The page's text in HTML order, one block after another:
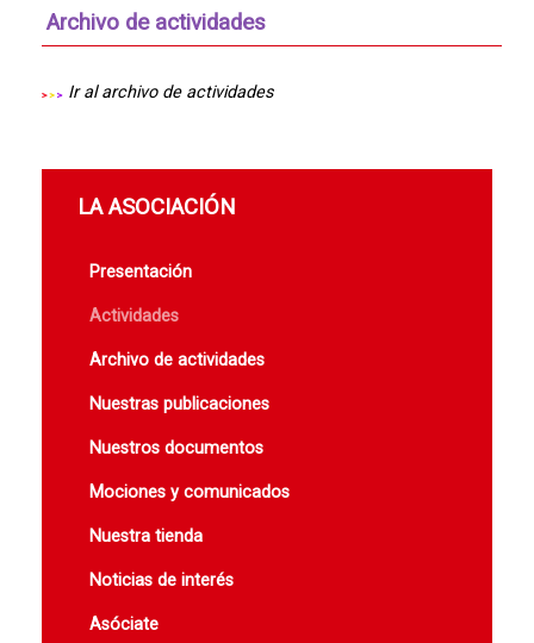
Archivo de actividades
Ir al archivo de actividades
LA ASOCIACIÓN
Presentación
Actividades
Archivo de actividades
Nuestras publicaciones
Nuestros documentos
Mociones y comunicados
Nuestra tienda
Noticias de interés
Asóciate